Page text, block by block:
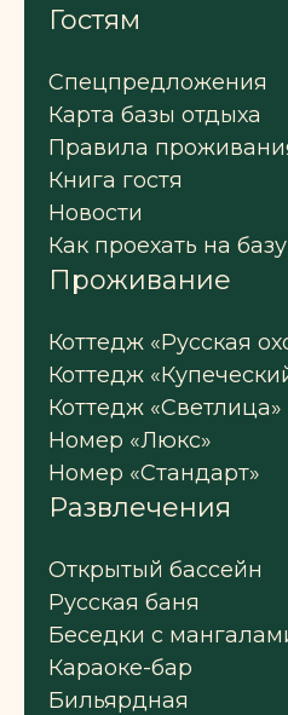
Гостям
Спецпредложения
Карта базы отдыха
Правила
Книга гостя
Новости
Как проехать на базу
Проживание
Коттедж «Русская
Коттедж
Коттедж «Светлица»
Номер «Люкс»
Номер «Стандарт»
Развлечения
Открытый бассейн
Русская баня
Беседки с
Караоке-бар
Бильярдная